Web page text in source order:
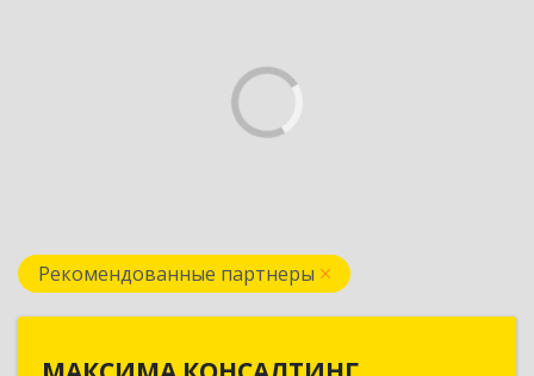
Рекомендованные партнеры